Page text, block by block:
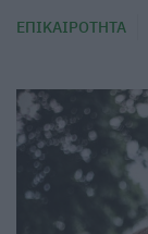
ΕΠΙΚΑΙΡΌΤΗΤΑ